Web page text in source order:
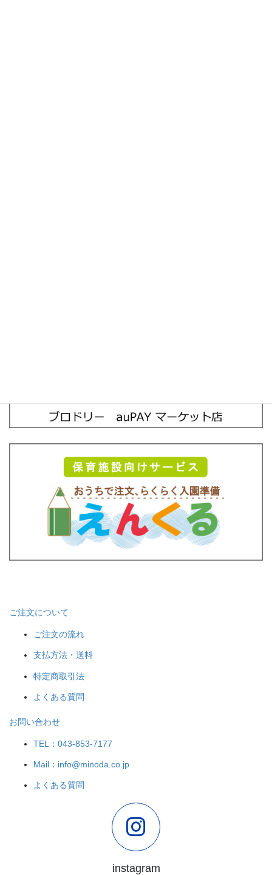
ご注文について
ご注文の流れ
支払方法・送料
特定商取引法
よくある質問
お問い合わせ
TEL：043-853-7177
Mail：info@minoda.co.jp
よくある質問
instagram